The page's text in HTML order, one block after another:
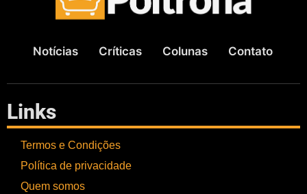
Notícias Críticas Colunas Contato
Links
Termos e Condições
Política de privacidade
Quem somos